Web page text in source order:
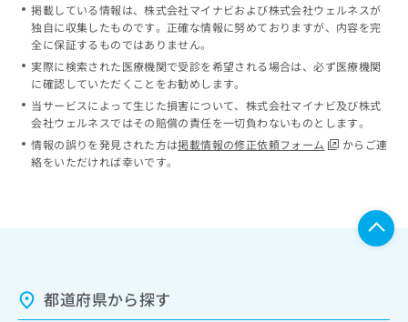
掲載している情報は、株式会社マイナビおよび株式会社ウェルネスが
独自に収集したものです。正確な情報に努めておりますが、内容を完
全に保証するものではありません。
実際に検索された医療機関で受診を希望される場合は、必ず医療機関
に確認していただくことをお勧めします。
当サービスによって生じた損害について、株式会社マイナビ及び株式
会社ウェルネスではその賠償の責任を一切負わないものとします。
情報の誤りを発見された方は掲載情報の修正依頼フォーム
からご連
絡をいただければ幸いです。
都道府県から探す